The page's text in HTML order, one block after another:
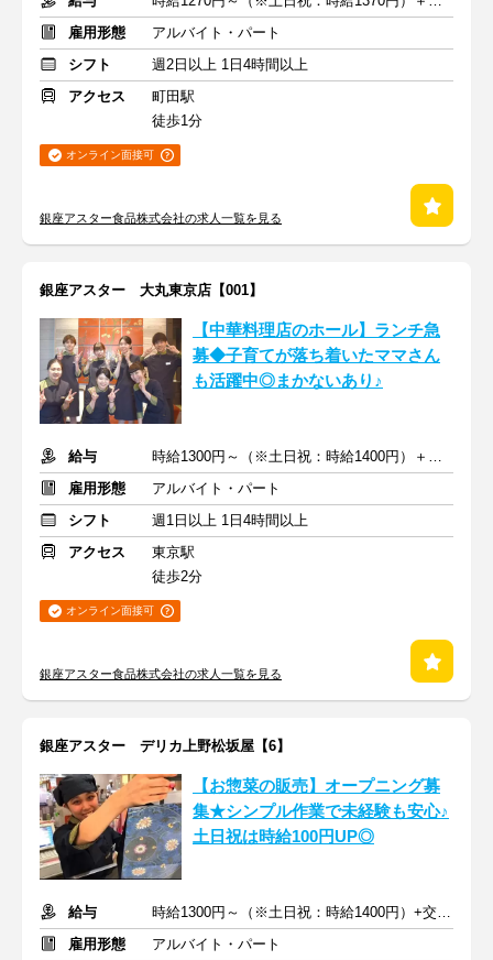
雇用形態
アルバイト・パート
シフト
週2日以上 1日4時間以上
アクセス
町田駅
徒歩1分
オンライン面接可
銀座アスター食品株式会社の求人一覧を見る
銀座アスター 大丸東京店【001】
【中華料理店のホール】ランチ急
募◆子育てが落ち着いたママさん
も活躍中◎まかないあり♪
給与
時給1300円～（※土日祝：時給1400円）＋交通費支給
雇用形態
アルバイト・パート
シフト
週1日以上 1日4時間以上
アクセス
東京駅
徒歩2分
オンライン面接可
銀座アスター食品株式会社の求人一覧を見る
銀座アスター デリカ上野松坂屋【6】
【お惣菜の販売】オープニング募
集★シンプル作業で未経験も安心♪
土日祝は時給100円UP◎
給与
時給1300円～（※土日祝：時給1400円）+交通費支給
雇用形態
アルバイト・パート